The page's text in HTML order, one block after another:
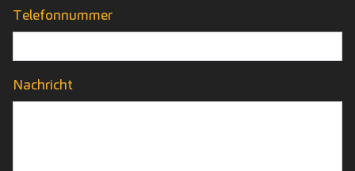
Telefonnummer
Nachricht